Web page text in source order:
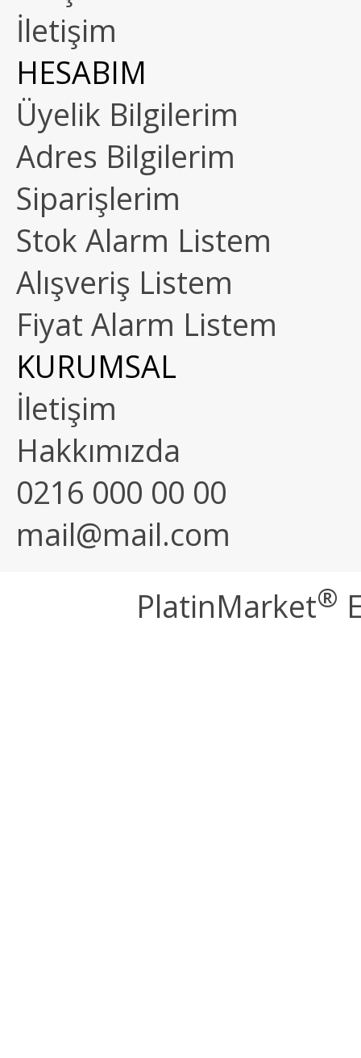
İletişim
HESABIM
Üyelik Bilgilerim
Adres Bilgilerim
Siparişlerim
Stok Alarm Listem
Alışveriş Listem
Fiyat Alarm Listem
KURUMSAL
İletişim
Hakkımızda
0216 000 00 00
mail@mail.com
PlatinMarket®